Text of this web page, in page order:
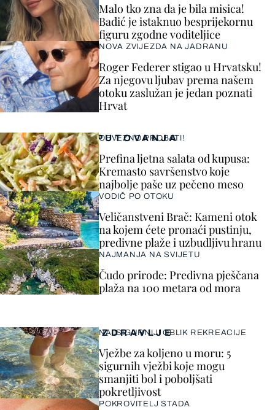
Malo tko zna da je bila misica!
Badić je istaknuo besprijekornu
figuru zgodne voditeljice
NOVA ZVIJEZDA NA JADRANU
Roger Federer stigao u Hrvatsku!
Za njegovu ljubav prema našem
otoku zaslužan je jedan poznati
Hrvat
ZDRAVLJE
NAJSIGURNIJI OBLIK REKREACIJE
Vježbe za koljeno u moru: 5
sigurnih vježbi koje mogu
smanjiti bol i poboljšati
pokretljivost
POKROVITELJ STADA
PUTOVANJA
OBVEZNO PROBATI!
Prefina ljetna salata od kupusa:
Kremasto savršenstvo koje
najbolje paše uz pečeno meso
VODIČ PO OTOKU
Veličanstveni Brač: Kameni otok
na kojem ćete pronaći pustinju,
predivne plaže i uzbudljivu hranu
NAJMANJA NA SVIJETU
Čudo prirode: Predivna pješčana
plaža na 100 metara od mora